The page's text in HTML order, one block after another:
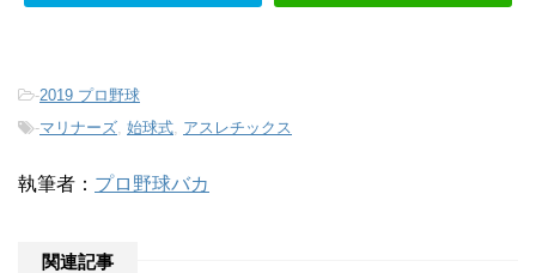
-2019 プロ野球
-マリナーズ 始球式 アスレチックス
執筆者： プロ野球バカ
関連記事